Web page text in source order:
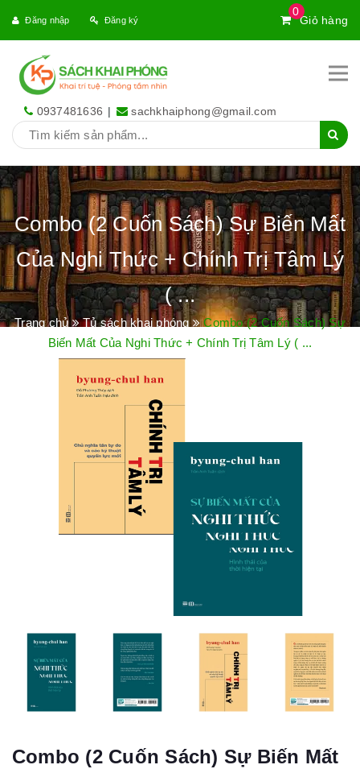
0
Giỏ hàng
Đăng nhập Đăng ký
0937481636 | sachkhaiphong@gmail.com
Combo (2 Cuốn Sách) Sự Biến Mất
Của Nghi Thức + Chính Trị Tâm Lý
( ...
Trang chủ Tủ sách khai phóng
Combo (2 Cuốn Sách) Sự
Biến Mất Của Nghi Thức + Chính Trị Tâm Lý ( ...
Combo (2 Cuốn Sách) Sự Biến Mất